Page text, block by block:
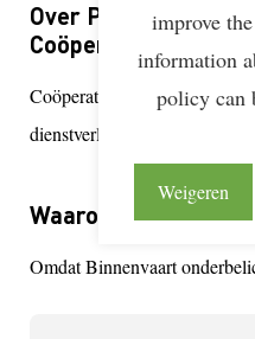
Over PTC
Coöperatie b.a.
Coöperatie van
dienstverlener
Waarom Lean &
Omdat Binnenvaart
improve
information
policy can
Weigeren